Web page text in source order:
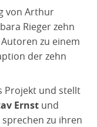
von Arthur
Rieger zehn
zu einem
der zehn
Projekt und stellt
Ernst und
zu ihren